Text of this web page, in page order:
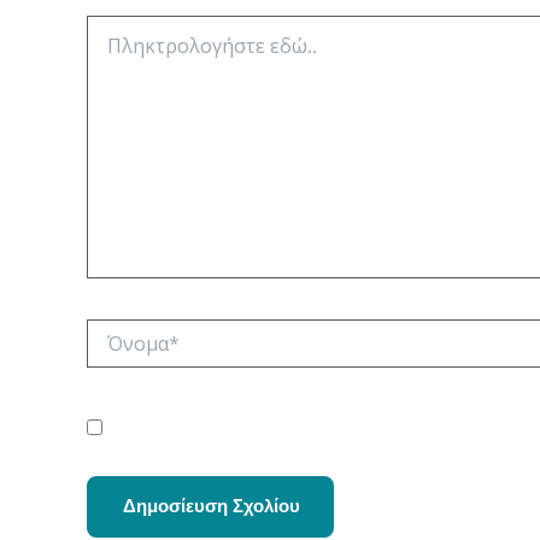
εδώ..
Όνομα*